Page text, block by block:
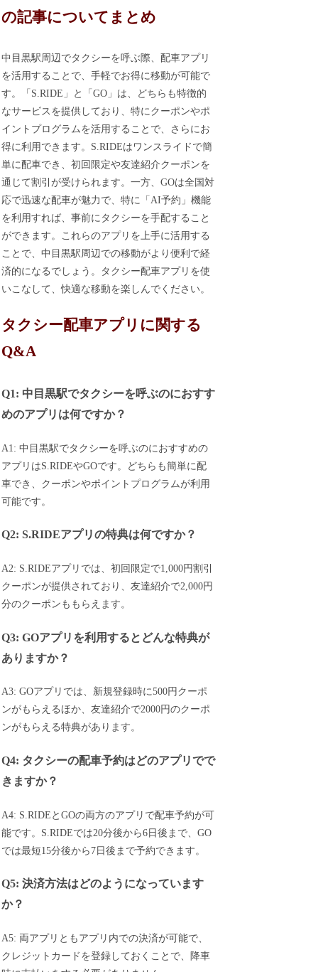
の記事についてまとめ
中目黒駅周辺でタクシーを呼ぶ際、配車アプリ
を活用することで、手軽でお得に移動が可能で
す。「S.RIDE」と「GO」は、どちらも特徴的
なサービスを提供しており、特にクーポンやポ
イントプログラムを活用することで、さらにお
得に利用できます。S.RIDEはワンスライドで簡
単に配車でき、初回限定や友達紹介クーポンを
通じて割引が受けられます。一方、GOは全国対
応で迅速な配車が魅力で、特に「AI予約」機能
を利用すれば、事前にタクシーを手配すること
ができます。これらのアプリを上手に活用する
ことで、中目黒駅周辺での移動がより便利で経
済的になるでしょう。タクシー配車アプリを使
いこなして、快適な移動を楽しんでください。
タクシー配車アプリに関する
Q&A
Q1: 中目黒駅でタクシーを呼ぶのにおすす
めのアプリは何ですか？
A1: 中目黒駅でタクシーを呼ぶのにおすすめの
アプリはS.RIDEやGOです。どちらも簡単に配
車でき、クーポンやポイントプログラムが利用
可能です。
Q2: S.RIDEアプリの特典は何ですか？
A2: S.RIDEアプリでは、初回限定で1,000円割引
クーポンが提供されており、友達紹介で2,000円
分のクーポンももらえます。
Q3: GOアプリを利用するとどんな特典が
ありますか？
A3: GOアプリでは、新規登録時に500円クーポ
ンがもらえるほか、友達紹介で2000円のクーポ
ンがもらえる特典があります。
Q4: タクシーの配車予約はどのアプリでで
きますか？
A4: S.RIDEとGOの両方のアプリで配車予約が可
能です。S.RIDEでは20分後から6日後まで、GO
では最短15分後から7日後まで予約できます。
Q5: 決済方法はどのようになっています
か？
A5: 両アプリともアプリ内での決済が可能で、
クレジットカードを登録しておくことで、降車